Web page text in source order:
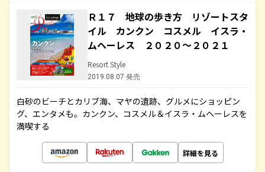
Ｒ１７ 地球の歩き方 リゾートスタ
イル カンクン コスメル イスラ・
ムヘーレス ２０２０～２０２１
Resort Style
2019.08.07 発売
白砂のビーチとカリブ海、マヤの遺跡、グルメにショッピン
グ、エンタメも。カンクン、コスメル＆イスラ・ムヘーレスを
満喫する
詳細を見る